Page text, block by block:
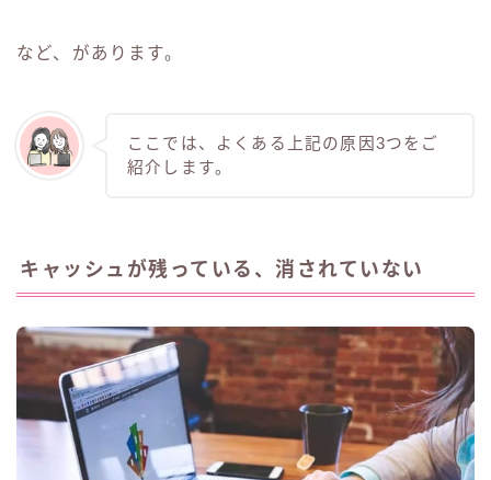
など、があります。
ここでは、よくある上記の原因3つをご
紹介します。
キャッシュが残っている、消されていない